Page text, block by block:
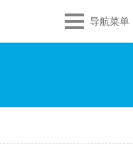
导航菜单